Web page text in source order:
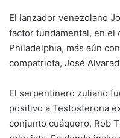
El lanzador venezolano
factor fundamental, en el
Philadelphia, más aún
compatriota, José
El serpentinero zuliano
positivo a Testosterona
conjunto cuáquero, Rob